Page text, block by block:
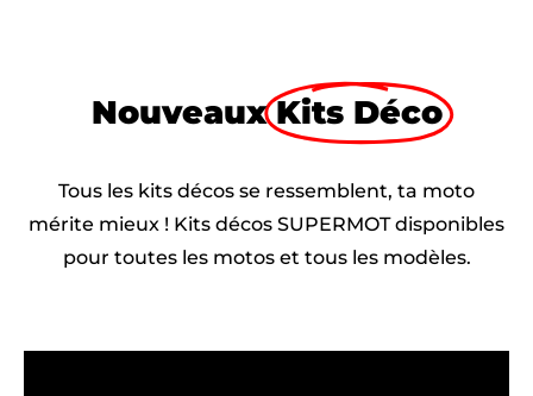
Nouveaux Kits Déco
Tous les kits décos se ressemblent, ta moto
mérite mieux ! Kits décos SUPERMOT disponibles
pour toutes les motos et tous les modèles.